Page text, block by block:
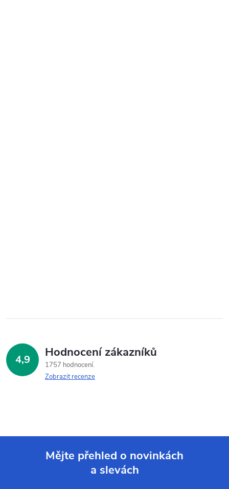
4,9 Hodnocení zákazníků
1757 hodnocení
Zobrazit recenze
Mějte přehled o novinkách
a slevách